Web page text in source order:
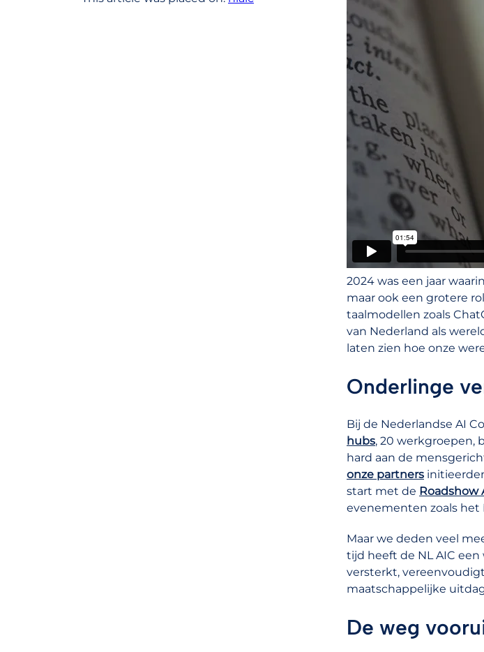
2024 was een jaar
maar ook een grotere
taalmodellen zoals
van Nederland als
laten zien hoe onze
Onderlinge
Bij de Nederlandse AI
hubs, 20 werkgroepen,
hard aan de
onze partners
start met de Roadshow
evenementen zoals het
Maar we deden veel
tijd heeft de NL AIC
versterkt,
maatschappelijke
De weg